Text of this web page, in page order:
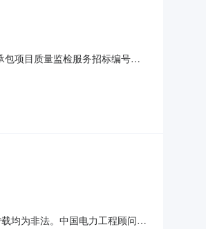
项目质量监检服务招标编号：
均为非法。中国电力工程顾问集